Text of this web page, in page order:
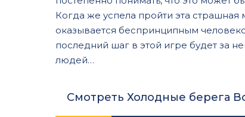
Когда же успела пройти эта
оказывается беспринципным
последний шаг в этой игре будет за
людей…
Смотреть Холодные берега